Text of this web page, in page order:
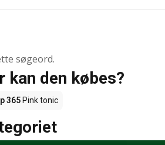
søgeord.
kan den købes?
365 Pink tonic